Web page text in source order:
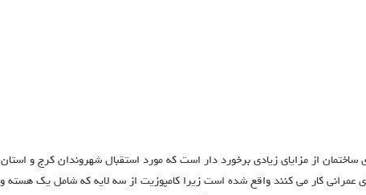
ساختمان از مزایای زیادی برخورد دار است که مورد استقبال شهروندان کرج و استان
عمرانی کار می کنند واقع شده است زیرا کامپوزیت از سه لایه که شامل یک هسته و